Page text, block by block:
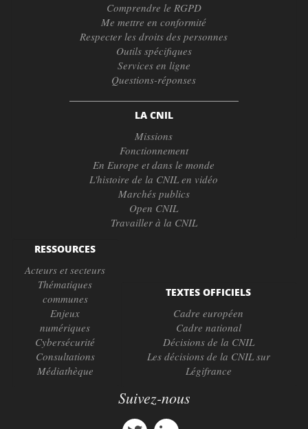
Comprendre le RGPD
Me mettre en conformité
Respecter les droits des personnes
Outils spécifiques
Services en ligne
Questions-réponses
LA CNIL
Missions
Fonctionnement
En Europe et dans le monde
L'histoire de la CNIL en vidéo
Marchés publics
Open CNIL
Travailler à la CNIL
RESSOURCES
Acteurs et secteurs
Thématiques
communes
Enjeux
numériques
Cybersécurité
Consultations
Médiathèque
TEXTES OFFICIELS
Cadre européen
Cadre national
Décisions de la CNIL
Les décisions de la CNIL sur
Légifrance
Suivez-nous